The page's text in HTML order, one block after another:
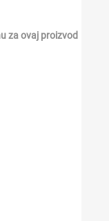
za ovaj proizvod